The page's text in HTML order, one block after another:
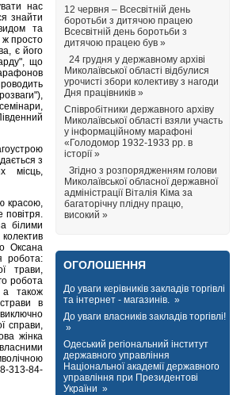
нас
знайти
та
ж просто
є його
що
з
місць,
красою,
повітря.
білими
Оксана
робота:
трави,
робота
а також
в
справи,
жінка
313-84-
12 червня – Всесвітній день
боротьби з дитячою працею
Всесвітній день боротьби з
дитячою працею був »
24 грудня у державному архіві
Миколаївської області відбулися
урочисті збори колективу з нагоди
Дня працівників »
Співробітники державного архіву
Миколаївської області взяли участь
у інформаційному марафоні
«Голодомор 1932-1933 рр. в
історії »
Згідно з розпорядженням голови
Миколаївської обласної державної
адміністрації Віталія Кіма за
багаторічну плідну працю,
високий »
ОГОЛОШЕННЯ
До уваги керівників закладів торгівлі
та інтернет - магазинів. »
До уваги власників закладів торгівлі!
»
Одеський регіональний інститут
державного управління
Національної академії державного
управління при Президентові
України »